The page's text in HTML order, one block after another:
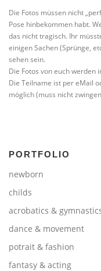
Die Fotos müssen nicht
Pose hinbekommen habt.
das nicht tragisch. Ihr
einigen Sachen (Sprünge,
sehen sein.
Die Fotos von euch
Die Teilname ist per eMail
möglich (muss nicht
PORTFOLIO
newborn
childs
acrobatics &
dance & movement
potrait & fashion
fantasy & acting